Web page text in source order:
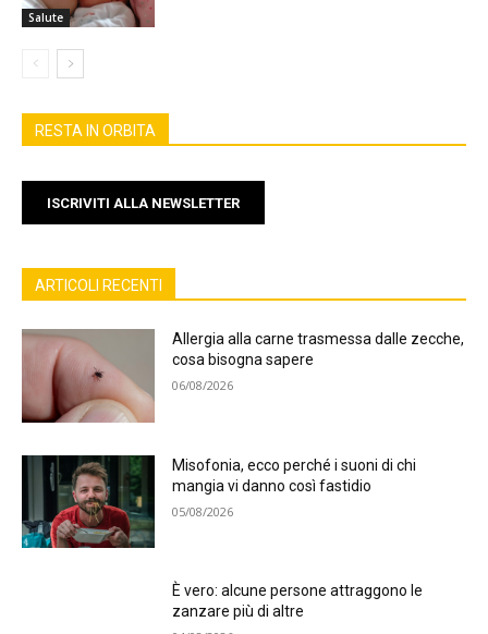
Salute
RESTA IN ORBITA
ISCRIVITI ALLA NEWSLETTER
ARTICOLI RECENTI
Allergia alla carne trasmessa dalle zecche,
cosa bisogna sapere
06/08/2026
Misofonia, ecco perché i suoni di chi
mangia vi danno così fastidio
05/08/2026
È vero: alcune persone attraggono le
zanzare più di altre